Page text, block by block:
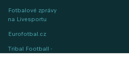
Fotbalové zprávy
na Livesportu
Eurofotbal.cz
Tribal Football -